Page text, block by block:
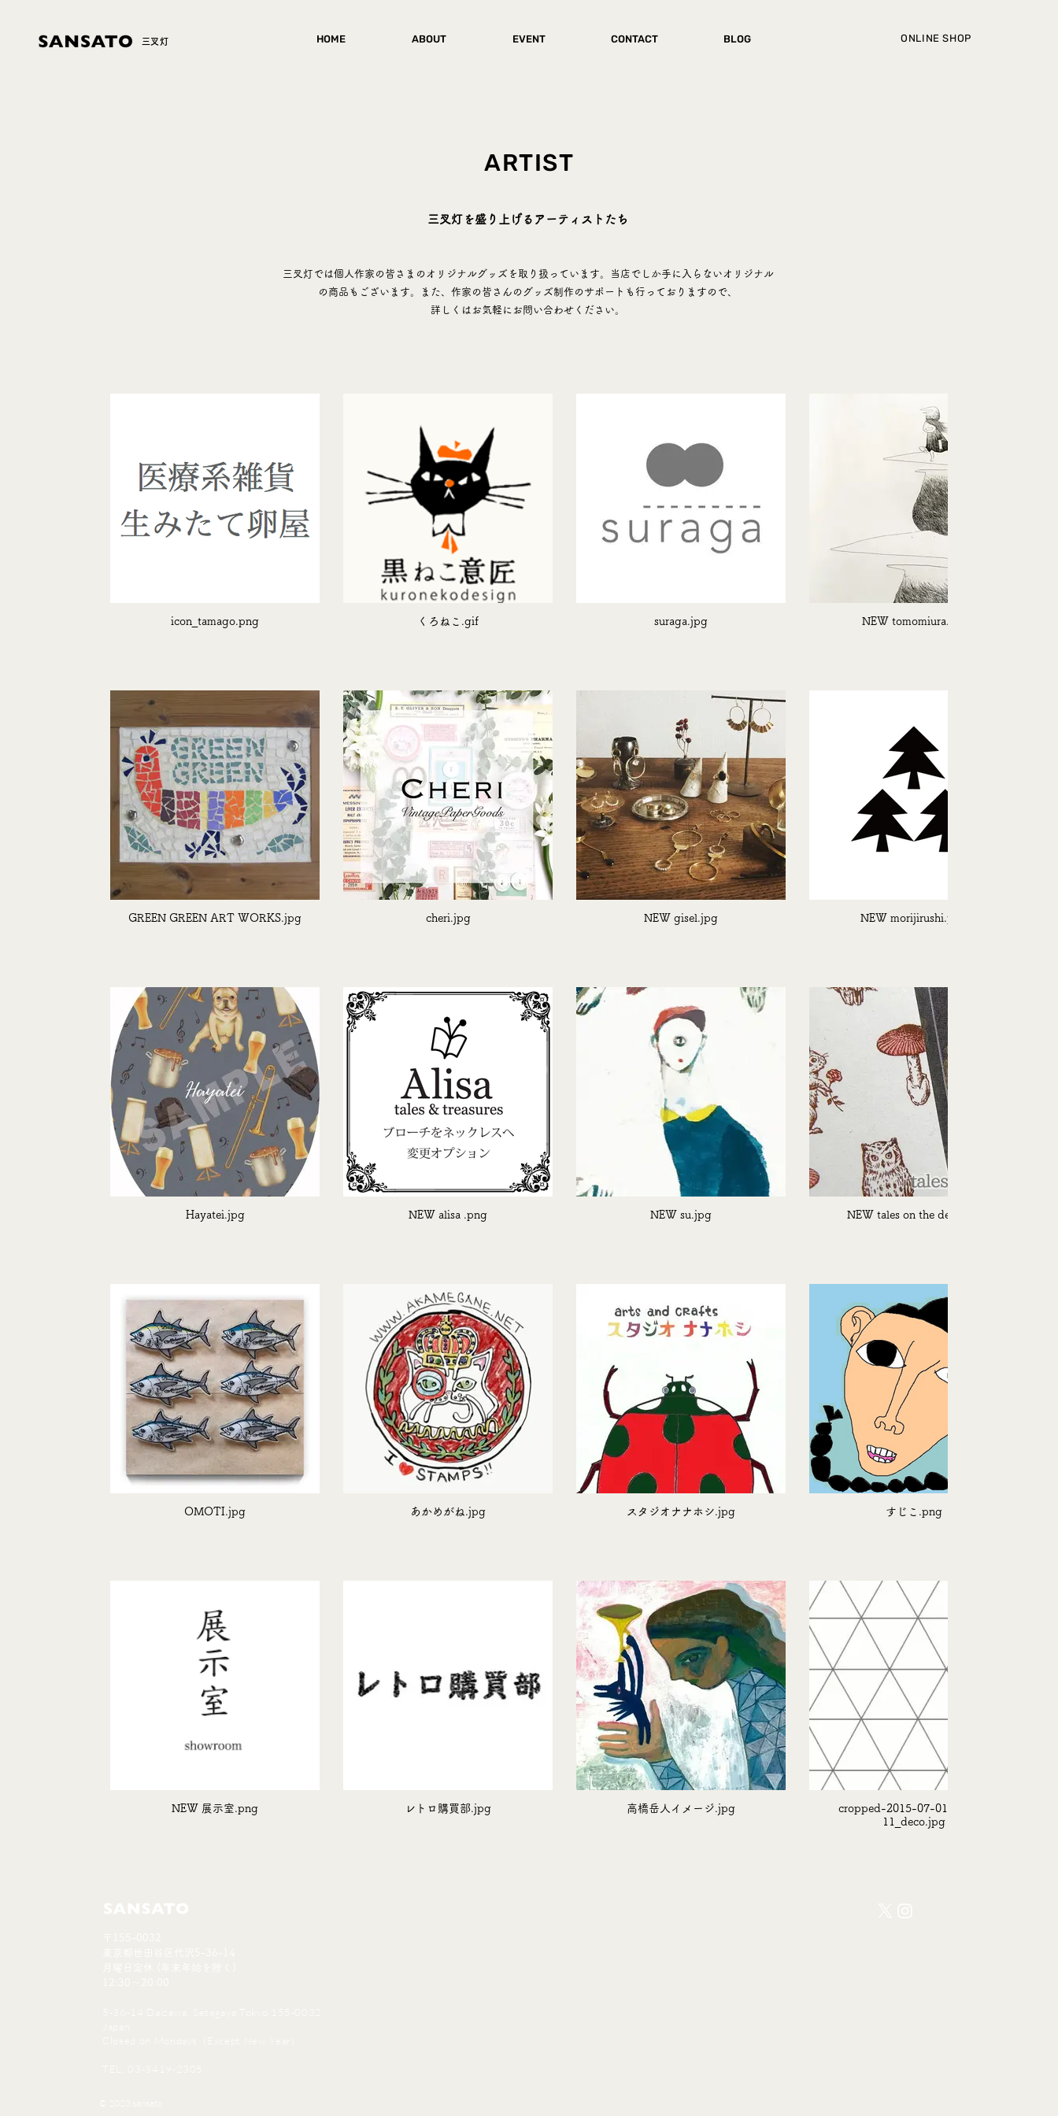
​三叉灯 HOME ABOUT EVENT CONTACT BLOG ONLINE SHOP
ARTIST
三叉灯を盛り上げるアーティストたち
三叉灯では個人作家の皆さまのオリジナルグッズを取り扱っています。
当店でしか手に入らないオリジナル
の商品もございます。
また、作家の皆さんのグッズ制作のサポートも行っておりますので、
​詳しくはお気軽にお問い合わせください。
icon_tamago.png くろねこ.gif suraga.jpg NEW tomomiura.jpg
GREEN GREEN ART WORKS.jpg cheri.jpg NEW gisel.jpg NEW morijirushi.png
Hayatei.jpg NEW alisa .png NEW su.jpg NEW tales on the desk.jpg
OMOTI.jpg あかめがね.jpg スタジオナナホシ.jpg すじこ.png
NEW 展示室.png レトロ購買部.jpg 高橋岳人イメージ.jpg
cropped-2015-07-01-13-26-
11_deco.jpg